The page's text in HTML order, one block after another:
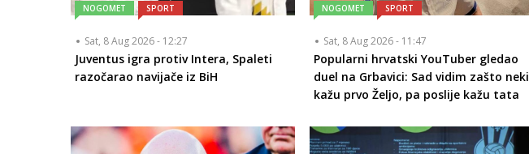
NOGOMET SPORT
Sat, 8 Aug 2026 - 12:27
Juventus igra protiv Intera, Spaleti
razočarao navijače iz BiH
NOGOMET SPORT
Sat, 8 Aug 2026 - 11:47
Popularni hrvatski YouTuber gledao
duel na Grbavici: Sad vidim zašto neki
kažu prvo Željo, pa poslije kažu tata